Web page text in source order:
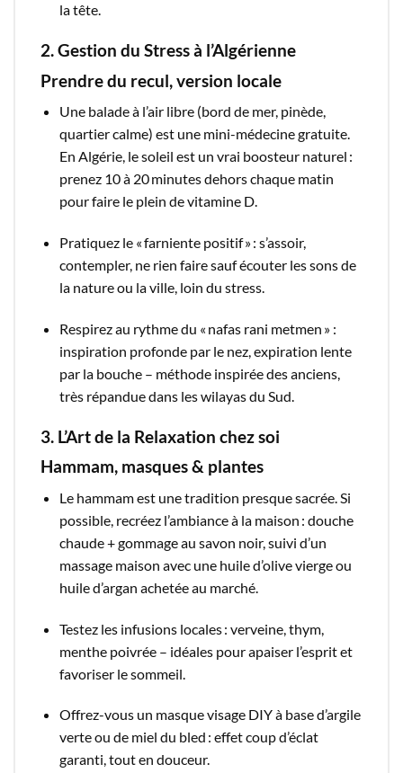
la tête.
2. Gestion du Stress à l’Algérienne
Prendre du recul, version locale
Une balade à l’air libre (bord de mer, pinède,
quartier calme) est une mini-médecine gratuite.
En Algérie, le soleil est un vrai boosteur naturel :
prenez 10 à 20 minutes dehors chaque matin
pour faire le plein de vitamine D.
Pratiquez le « farniente positif » : s’assoir,
contempler, ne rien faire sauf écouter les sons de
la nature ou la ville, loin du stress.
Respirez au rythme du « nafas rani metmen » :
inspiration profonde par le nez, expiration lente
par la bouche – méthode inspirée des anciens,
très répandue dans les wilayas du Sud.
3. L’Art de la Relaxation chez soi
Hammam, masques & plantes
Le hammam est une tradition presque sacrée. Si
possible, recréez l’ambiance à la maison : douche
chaude + gommage au savon noir, suivi d’un
massage maison avec une huile d’olive vierge ou
huile d’argan achetée au marché.
Testez les infusions locales : verveine, thym,
menthe poivrée – idéales pour apaiser l’esprit et
favoriser le sommeil.​
Offrez-vous un masque visage DIY à base d’argile
verte ou de miel du bled : effet coup d’éclat
garanti, tout en douceur.